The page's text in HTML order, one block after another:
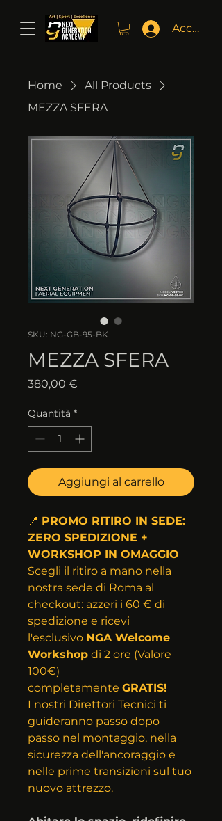
Accedi
Home
All Products
MEZZA SFERA
SKU: NG-GB-95-BK
MEZZA SFERA
380,00 €
Quantità *
Aggiungi al carrello
📍 PROMO RITIRO IN SEDE:
ZERO SPEDIZIONE +
WORKSHOP IN OMAGGIO
Scegli il ritiro a mano nella
nostra sede di Roma al
checkout: azzeri i 60 € di
spedizione e ricevi
l'esclusivo NGA Welcome
Workshop di 2 ore (Valore
100€)
completamente GRATIS!
I nostri Direttori Tecnici ti
guideranno passo dopo
passo nel montaggio, nella
sicurezza dell'ancoraggio e
nelle prime transizioni sul tuo
nuovo attrezzo.